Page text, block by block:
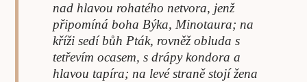
nad hlavou rohatého netvora, jenž
připomíná boha Býka, Minotaura; na
kříži sedí bůh Pták, rovněž obluda s
tetřevím ocasem, s drápy kondora a
hlavou tapíra; na levé straně stojí žena